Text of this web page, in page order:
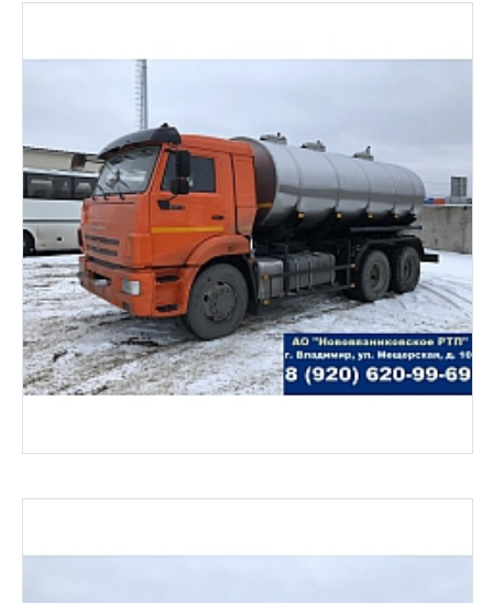
ЗАПАСНЫЕ ЧАСТИ
РЕМОНТ ДВИГАТЕЛЕЙ КАМАЗ
ФИНАНСОВЫЙ СЕРВИС
ФОТОГАЛЕРЕЯ
КОНТАКТНАЯ ИНФОРМАЦИЯ